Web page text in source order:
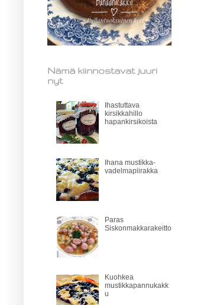
Nämä kiinnostavat juuri
nyt
Ihastuttava
kirsikkahillo
hapankirsikoista
Ihana mustikka-
vadelmapiirakka
Paras
Siskonmakkarakeitto
Kuohkea
mustikkapannukakk
u